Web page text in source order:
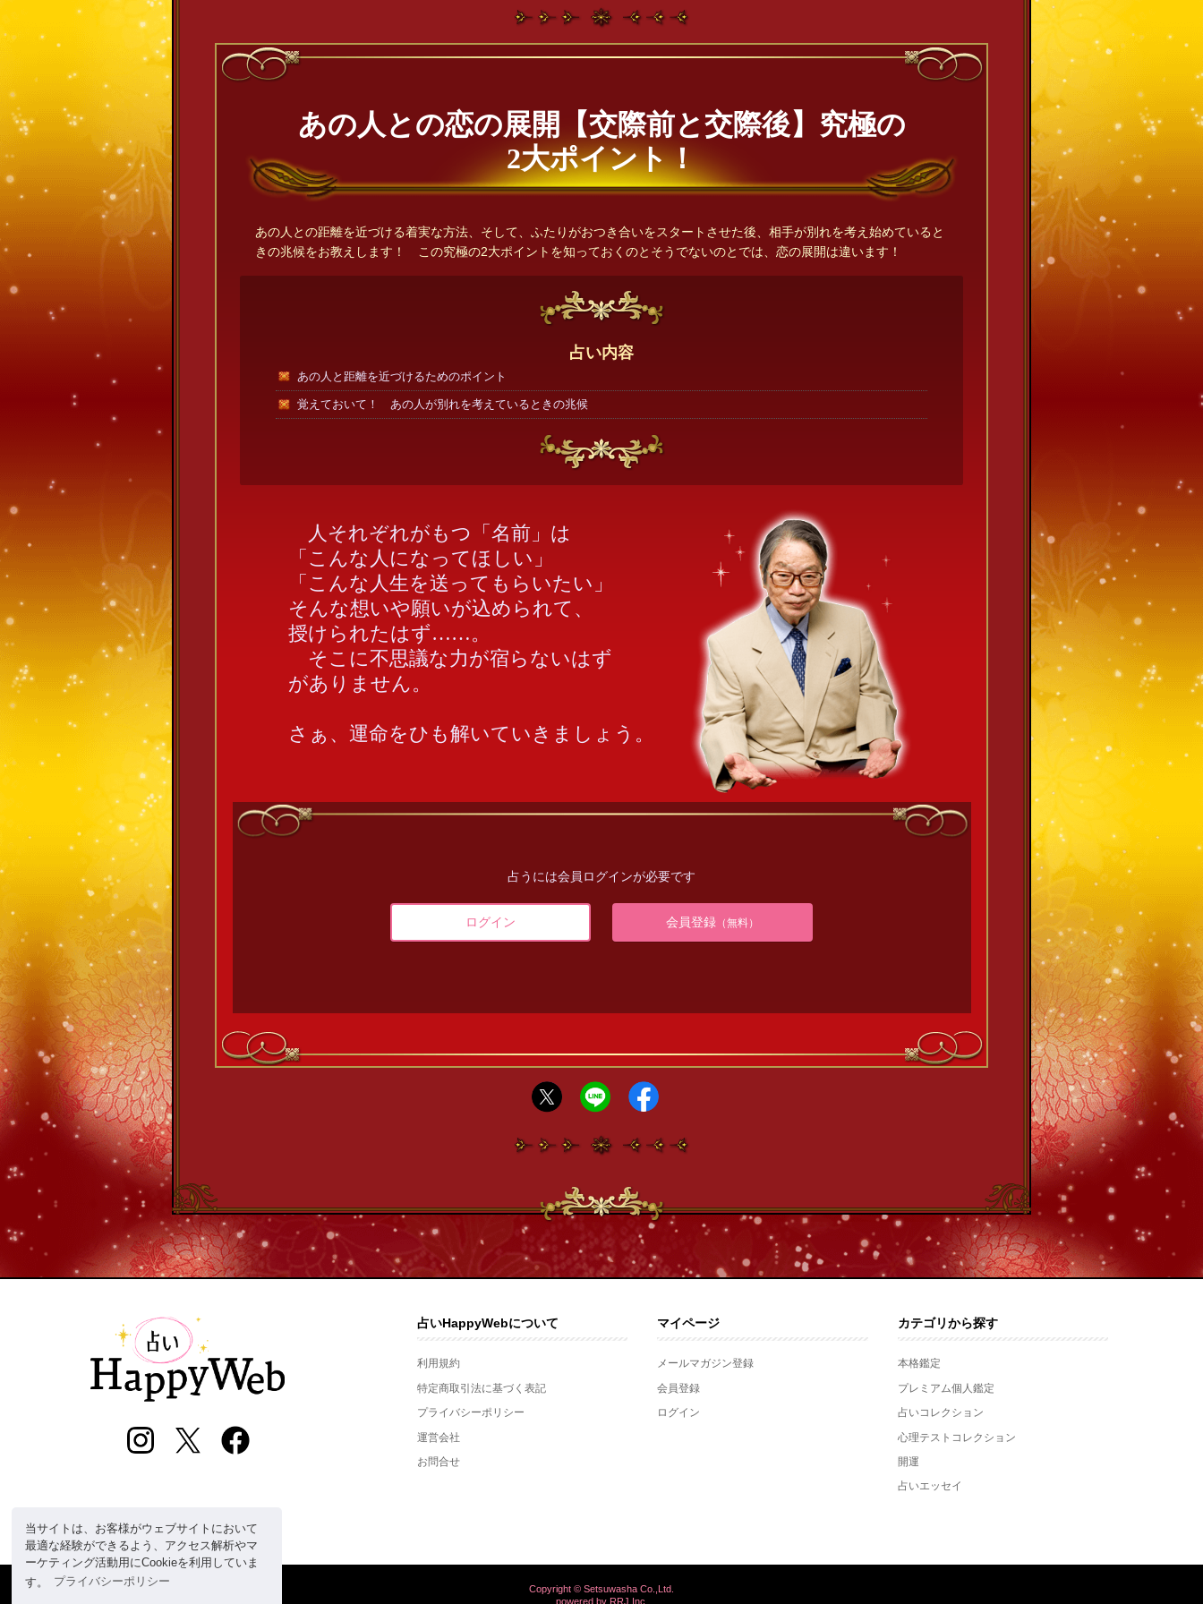
当サイトは、お客様がウェブサイトにおいて
最適な経験ができるよう、アクセス解析やマ
ーケティング活動用にCookieを利用していま
す。
プライバシーポリシー
あの人との恋の展開【交際前と交際後】究極の
2大ポイント！
あの人との距離を近づける着実な方法、そして、ふたりがおつき合いをスタートさせた後、相手が別れを考え始めていると
きの兆候をお教えします！ この究極の2大ポイントを知っておくのとそうでないのとでは、恋の展開は違います！
占い内容
あの人と距離を近づけるためのポイント
覚えておいて！ あの人が別れを考えているときの兆候
人それぞれがもつ「名前」は
「こんな人になってほしい」
「こんな人生を送ってもらいたい」
そんな想いや願いが込められて、
授けられたはず……。
そこに不思議な力が宿らないはず
がありません。
さぁ、運命をひも解いていきましょう。
占うには会員ログインが必要です
ログイン 会員登録 （無料）
占いHappyWebについて
利用規約
特定商取引法に基づく表記
プライバシーポリシー
運営会社
お問合せ
マイページ
メールマガジン登録
会員登録
ログイン
カテゴリから探す
本格鑑定
プレミアム個人鑑定
占いコレクション
心理テストコレクション
開運
占いエッセイ
Copyright © Setsuwasha Co.,Ltd.
powered by RRJ Inc.